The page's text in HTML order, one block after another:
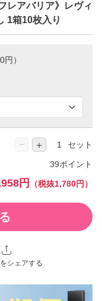
レアバリア》レヴィ
1箱10枚入り
円）
− ＋ セット
39ポイント
円 （税抜1,780円）
シェアする